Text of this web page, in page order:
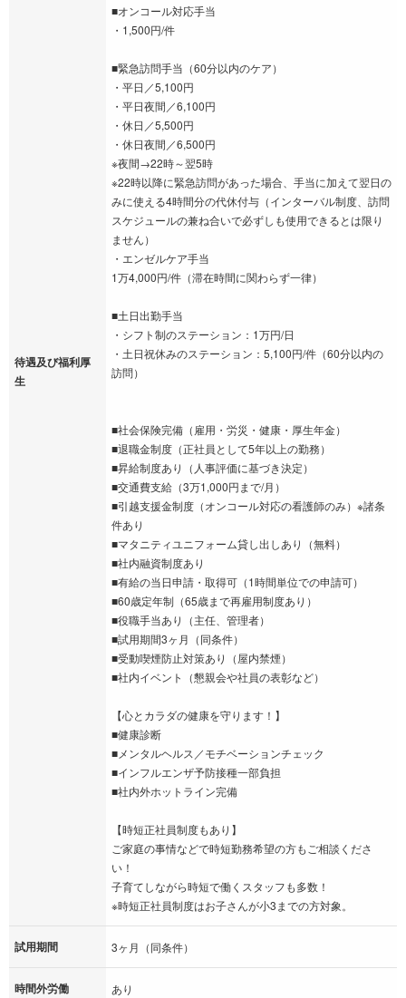
待遇及び福利厚
生
■オンコール対応手当
・1,500円/件
■緊急訪問手当（60分以内のケア）
・平日／5,100円
・平日夜間／6,100円
・休日／5,500円
・休日夜間／6,500円
※夜間→22時～翌5時
※22時以降に緊急訪問があった場合、手当に加えて翌日の
みに使える4時間分の代休付与（インターバル制度、訪問
スケジュールの兼ね合いで必ずしも使用できるとは限り
ません）
・エンゼルケア手当
1万4,000円/件（滞在時間に関わらず一律）
■土日出勤手当
・シフト制のステーション：1万円/日
・土日祝休みのステーション：5,100円/件（60分以内の
訪問）
■社会保険完備（雇用・労災・健康・厚生年金）
■退職金制度（正社員として5年以上の勤務）
■昇給制度あり（人事評価に基づき決定）
■交通費支給（3万1,000円まで/月）
■引越支援金制度（オンコール対応の看護師のみ）※諸条
件あり
■マタニティユニフォーム貸し出しあり（無料）
■社内融資制度あり
■有給の当日申請・取得可（1時間単位での申請可）
■60歳定年制（65歳まで再雇用制度あり）
■役職手当あり（主任、管理者）
■試用期間3ヶ月（同条件）
■受動喫煙防止対策あり（屋内禁煙）
■社内イベント（懇親会や社員の表彰など）
【心とカラダの健康を守ります！】
■健康診断
■メンタルヘルス／モチベーションチェック
■インフルエンザ予防接種一部負担
■社内外ホットライン完備
【時短正社員制度もあり】
ご家庭の事情などで時短勤務希望の方もご相談くださ
い！
子育てしながら時短で働くスタッフも多数！
※時短正社員制度はお子さんが小3までの方対象。
試用期間 3ヶ月（同条件）
時間外労働 あり